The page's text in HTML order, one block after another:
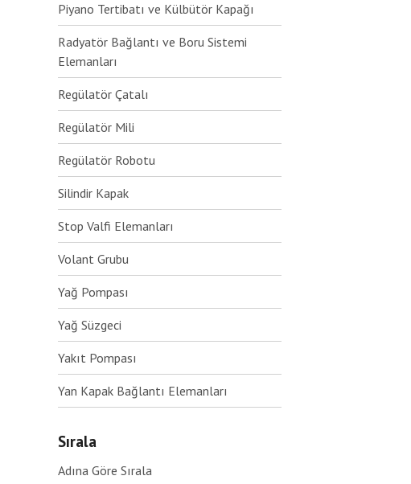
Piyano Tertibatı ve Külbütör Kapağı
Radyatör Bağlantı ve Boru Sistemi
Elemanları
Regülatör Çatalı
Regülatör Mili
Regülatör Robotu
Silindir Kapak
Stop Valfi Elemanları
Volant Grubu
Yağ Pompası
Yağ Süzgeci
Yakıt Pompası
Yan Kapak Bağlantı Elemanları
Sırala
Adına Göre Sırala